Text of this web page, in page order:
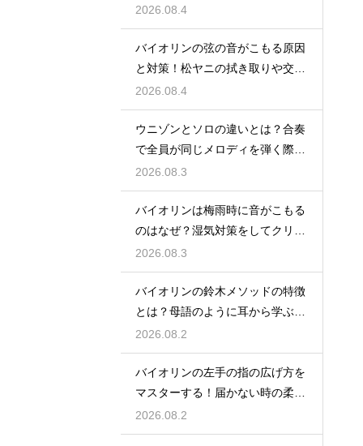
ら自分に合う形を
2026.08.4
バイオリンの弦の音がこもる原因
と対策！松ヤニの拭き取りや交換
時期を見直す
2026.08.4
ウニゾンとソロの違いとは？合奏
で全員が同じメロディを弾く際の
一体感と魅力
2026.08.3
バイオリンは梅雨時に音がこもる
のはなぜ？湿気対策をしてクリア
な響きを保つ
2026.08.3
バイオリンの鈴木メソッドの特徴
とは？母語のように耳から学ぶ音
楽教育の魅力
2026.08.2
バイオリンの左手の指の広げ方を
マスターする！届かない時の柔軟
ストレッチ練習
2026.08.2